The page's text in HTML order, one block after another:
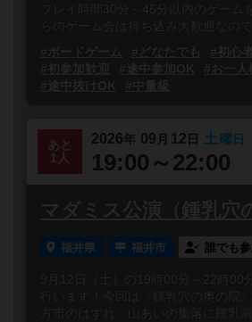
プレイ時間30分～45分以内のゲーム
らのゲーム会は持ち込み大歓迎なの
#ボードゲーム
#どなたでも
#初心
#初参加歓迎
#途中参加OK
#お一人
#途中抜けOK
#中量級
あと
1人
2026年 09 月 12 日 土 曜日
19:00～22:00
マダミス公演（鍾乳穴
福井県 福井市 誰でも
9月12日（土）の19時00分～22時00
行います！今回は『鍾乳穴の奥の院
方市のはずれ、山あいの集落に鍾乳